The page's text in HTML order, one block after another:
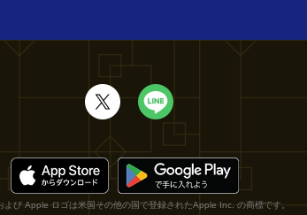
よび Apple ロゴは米国その他の国で登録されたApple Inc. の商標です。